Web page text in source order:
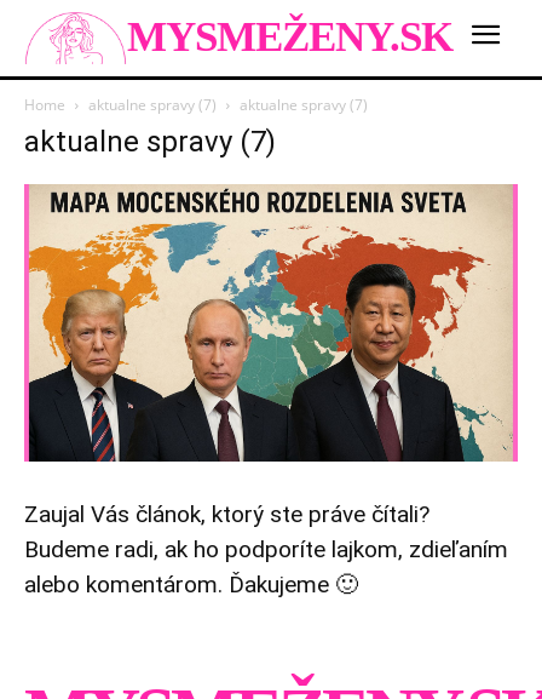
MYSMEŽENY.SK
Home aktualne spravy (7) aktualne spravy (7)
aktualne spravy (7)
Zaujal Vás článok, ktorý ste práve čítali?
Budeme radi, ak ho podporíte lajkom, zdieľaním
alebo komentárom. Ďakujeme 🙂